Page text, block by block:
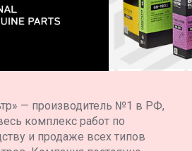
— производитель №1 в РФ,
комплекс работ по
и продаже всех типов